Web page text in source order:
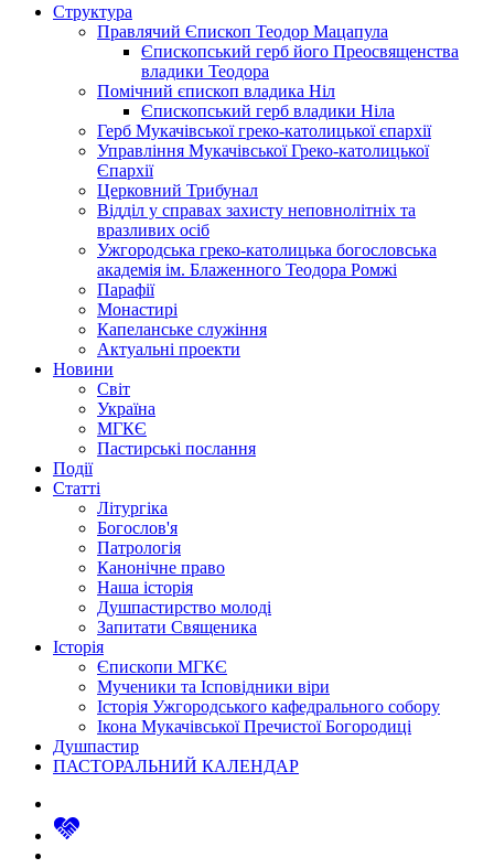
Структура
Правлячий Єпископ Теодор Мацапула
Єпископський герб його Преосвященства
владики Теодора
Помічний єпископ владика Ніл
Єпископський герб владики Ніла
Герб Мукачівської греко-католицької єпархії
Управління Мукачівської Греко-католицької
Єпархії
Церковний Трибунал
Відділ у справах захисту неповнолітніх та
вразливих осіб
Ужгородська греко-католицька богословська
академія ім. Блаженного Теодора Ромжі
Парафії
Монастирі
Капеланське служіння
Актуальні проекти
Новини
Світ
Україна
МГКЄ
Пастирські послання
Події
Статті
Літургіка
Богослов'я
Патрологія
Канонічне право
Наша історія
Душпастирство молоді
Запитати Священика
Історія
Єпископи МГКЄ
Мученики та Ісповідники віри
Історія Ужгородського кафедрального собору
Ікона Мукачівської Пречистої Богородиці
Душпастир
ПАСТОРАЛЬНИЙ КАЛЕНДАР